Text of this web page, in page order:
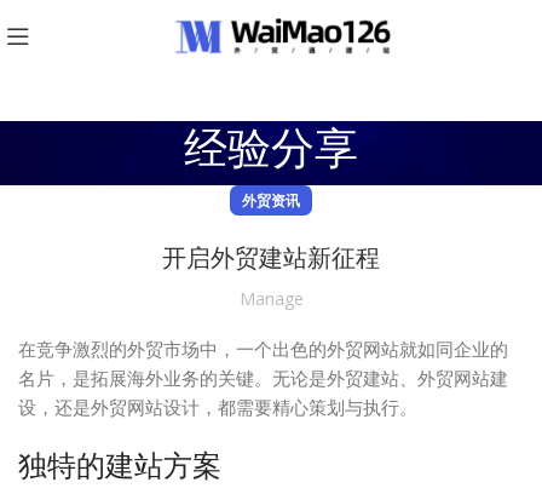
经验分享
外贸资讯
开启外贸建站新征程
Manage
在竞争激烈的外贸市场中，一个出色的外贸网站就如同企业的
名片，是拓展海外业务的关键。无论是外贸建站、外贸网站建
设，还是外贸网站设计，都需要精心策划与执行。
独特的建站方案